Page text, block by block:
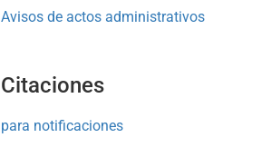
Avisos de actos administrativos
Citaciones
para notificaciones